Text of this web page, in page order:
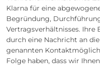
Klarna für eine
Begründung,
Vertragsverhältnisses. Ihre
durch eine Nachricht an
genannten
Folge haben, dass wir